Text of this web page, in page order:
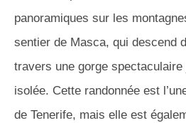
panoramiques sur les
sentier de Masca, qui descend
travers une gorge spectaculaire
isolée. Cette randonnée est
de Tenerife, mais elle est